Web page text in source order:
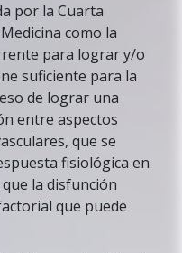
por la Cuarta
como la
para lograr y/o
suficiente para la
de lograr una
entre aspectos
que se
fisiológica en
la disfunción
que puede